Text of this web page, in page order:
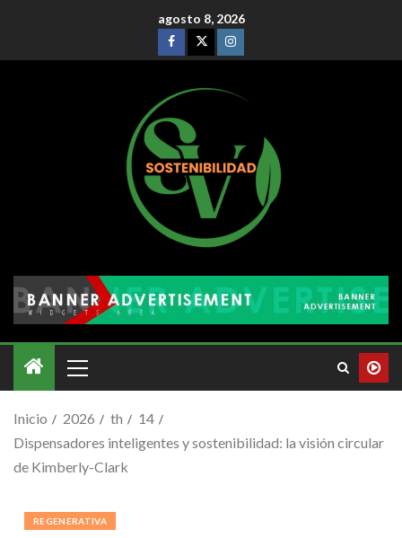
agosto 8, 2026
Inicio 2026 th
14
Dispensadores inteligentes y sostenibilidad: la visión circular
de Kimberly-Clark
REGENERATIVA